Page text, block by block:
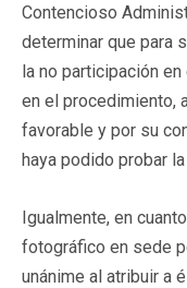
Contencioso
determinar que para
la no participación
en el procedimiento,
favorable y por su
haya podido probar
Igualmente, en
fotográfico en sede
unánime al atribuir a